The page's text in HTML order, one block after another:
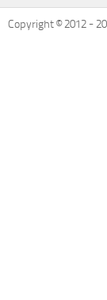
Copyright © 2012 -